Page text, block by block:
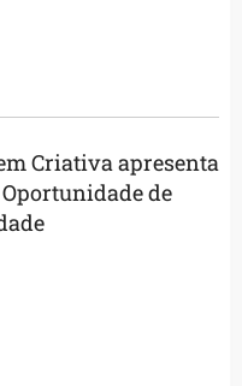
Criativa apresenta
de